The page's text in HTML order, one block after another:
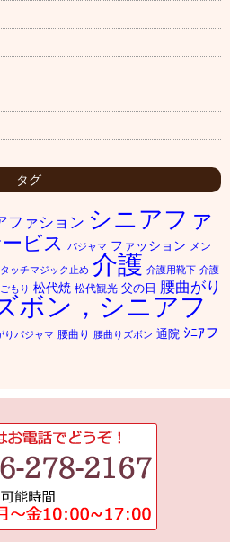
タグ
ファション シニアファ
ビス パジャマ ファッション メン
ッチマジック止め 介護 介護用靴下 介護
もり 松代焼 松代観光 父の日 腰曲がり
ボン，シニアフ
りパジャマ 腰曲り 腰曲りズボン 通院 ｼﾆｱフ